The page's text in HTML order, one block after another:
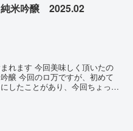
米吟醸 2025.02
れます 今回美味しく頂いたの
今回のロ万ですが、初めて
したことがあり、今回ちょっと